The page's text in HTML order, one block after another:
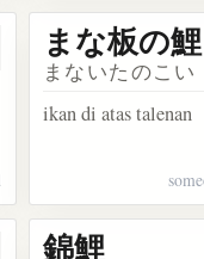
kosakata 鯉口を
まな板の鯉
まないたのこい
ikan di atas talenan
錦鯉